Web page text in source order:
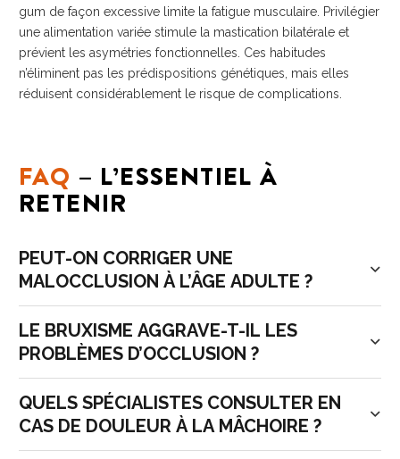
gum de façon excessive limite la fatigue musculaire. Privilégier
une alimentation variée stimule la mastication bilatérale et
prévient les asymétries fonctionnelles. Ces habitudes
n’éliminent pas les prédispositions génétiques, mais elles
réduisent considérablement le risque de complications.
FAQ – L’ESSENTIEL À
RETENIR
PEUT-ON CORRIGER UNE
MALOCCLUSION À L’ÂGE ADULTE ?
LE BRUXISME AGGRAVE-T-IL LES
PROBLÈMES D’OCCLUSION ?
QUELS SPÉCIALISTES CONSULTER EN
CAS DE DOULEUR À LA MÂCHOIRE ?